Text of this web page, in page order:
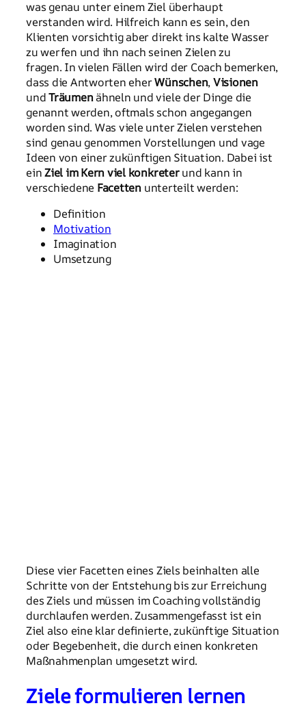
was genau unter einem Ziel überhaupt
verstanden wird. Hilfreich kann es sein, den
Klienten vorsichtig aber direkt ins kalte Wasser
zu werfen und ihn nach seinen Zielen zu
fragen. In vielen Fällen wird der Coach bemerken,
dass die Antworten eherWünschen,Visionen
undTräumenähneln und viele der Dinge die
genannt werden, oftmals schon angegangen
worden sind. Was viele unter Zielen verstehen
sind genau genommen Vorstellungen und vage
Ideen von einer zukünftigen Situation. Dabei ist
einZiel im Kern viel konkreterund kann in
verschiedene Facettenunterteilt werden:
Definition
Motivation
Imagination
Umsetzung
Diese vier Facetten eines Ziels beinhalten alle
Schritte von der Entstehung bis zur Erreichung
des Ziels und müssen im Coaching vollständig
durchlaufen werden. Zusammengefasst ist ein
Ziel also eine klar definierte, zukünftige Situation
oder Begebenheit, die durch einen konkreten
Maßnahmenplan umgesetzt wird.
Ziele formulieren lernen